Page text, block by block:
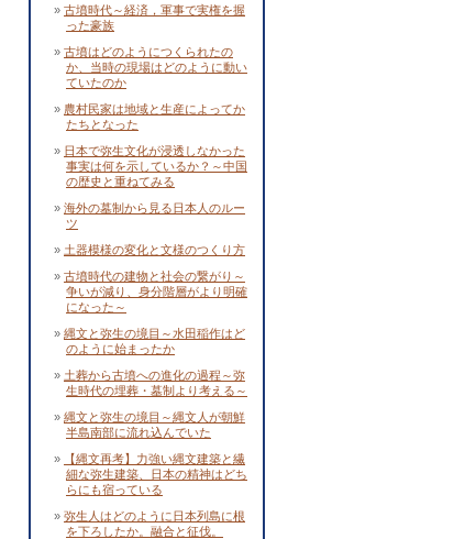
古墳時代～経済，軍事で実権を握
った豪族
古墳はどのようにつくられたの
か、当時の現場はどのように動い
ていたのか
農村民家は地域と生産によってか
たちとなった
日本で弥生文化が浸透しなかった
事実は何を示しているか？～中国
の歴史と重ねてみる
海外の墓制から見る日本人のルー
ツ
土器模様の変化と文様のつくり方
古墳時代の建物と社会の繋がり～
争いが減り、身分階層がより明確
になった～
縄文と弥生の境目～水田稲作はど
のように始まったか
土葬から古墳への進化の過程～弥
生時代の埋葬・墓制より考える～
縄文と弥生の境目～縄文人が朝鮮
半島南部に流れ込んでいた
【縄文再考】力強い縄文建築と繊
細な弥生建築、日本の精神はどち
らにも宿っている
弥生人はどのように日本列島に根
を下ろしたか。融合と征伐。